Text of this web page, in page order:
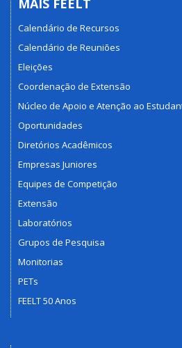
MAIS FEELT
Calendário de Recursos
Calendário de Reuniões
Eleições
Coordenação de Extensão
Núcleo de Apoio e Atenção ao
Oportunidades
Diretórios Acadêmicos
Empresas Juniores
Equipes de Competição
Extensão
Laboratórios
Grupos de Pesquisa
Monitorias
PETs
FEELT 50 Anos